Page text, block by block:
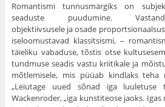
Romantismi tunnusmärgiks on
seaduste puudumine.
objektiivsusele ja osade
iseloomus­tavad klassitsismi, –
täieliku vabaduse, tõstis otse
tundmuse seadis vastu kriitikale ja
mõtlemisele, mis püüab kindlaks teha
„Leiutage uued sõnad iga luuletuse
Wackenroder, „iga kunstiteose jaoks.